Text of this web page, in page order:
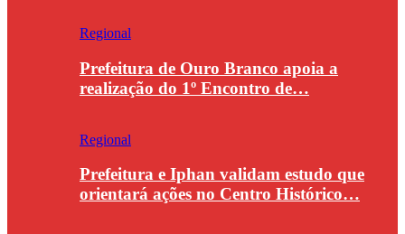
Regional
Prefeitura de Ouro Branco apoia a
realização do 1º Encontro de…
Regional
Prefeitura e Iphan validam estudo que
orientará ações no Centro Histórico…